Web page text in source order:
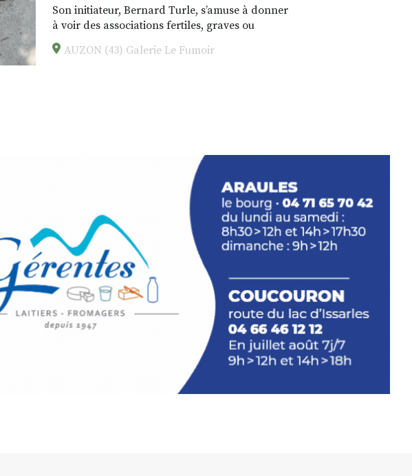
Son initiateur, Bernard Turle, s’amuse à donner
à voir des associations fertiles, graves ou
drôles, parfois fumeuses. Des oeuvres
éclectiques font. liens avec les histoires un peu
Programmée en off du festival d’Auzon, cette
expo-installation temporaire vous livre une
raison de plus d’aller faire un tour dans la cité
médiévale du Brivadois cet été.
INTERVIEW
STRADA Bernard Turle, vous avez ouvert une
AUZON (43) Galerie Le Fumoir